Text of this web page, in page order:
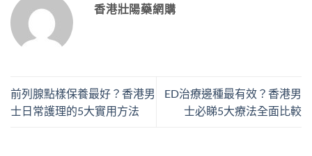
香港壯陽藥網購
前列腺點樣保養最好？香港男
士日常護理的5大實用方法
ED治療邊種最有效？香港男
士必睇5大療法全面比較